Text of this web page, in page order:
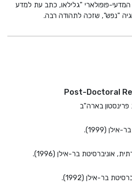
פופולארי "גלילאו, כתב עת למדע
"נפש", שזכה לתהודה רבה.
Post-Doctoral
פרינסטון בארה"ב
(1999).
אוניברסיטת בר-אילן (1996).
בר-אילן (1992).